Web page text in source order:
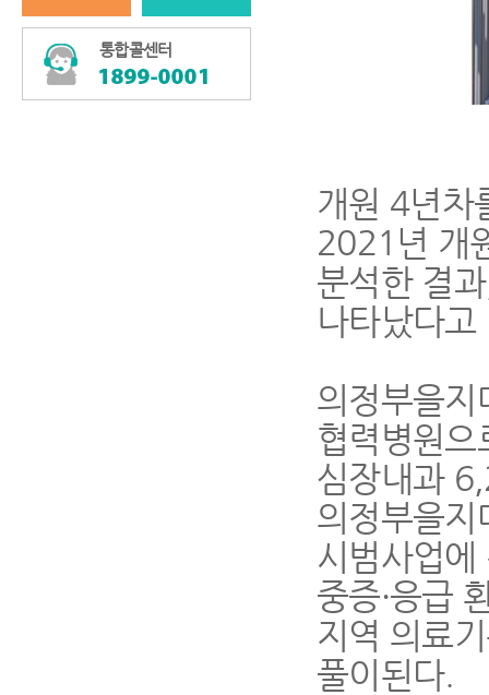
통합콜센터
개원 4년차
2021 년 개
분석한 결과
나타났다고
의정부을
협력병원
심장내과
의정부을지
시범사업에
중증·응급
지역 의료
풀이된다.